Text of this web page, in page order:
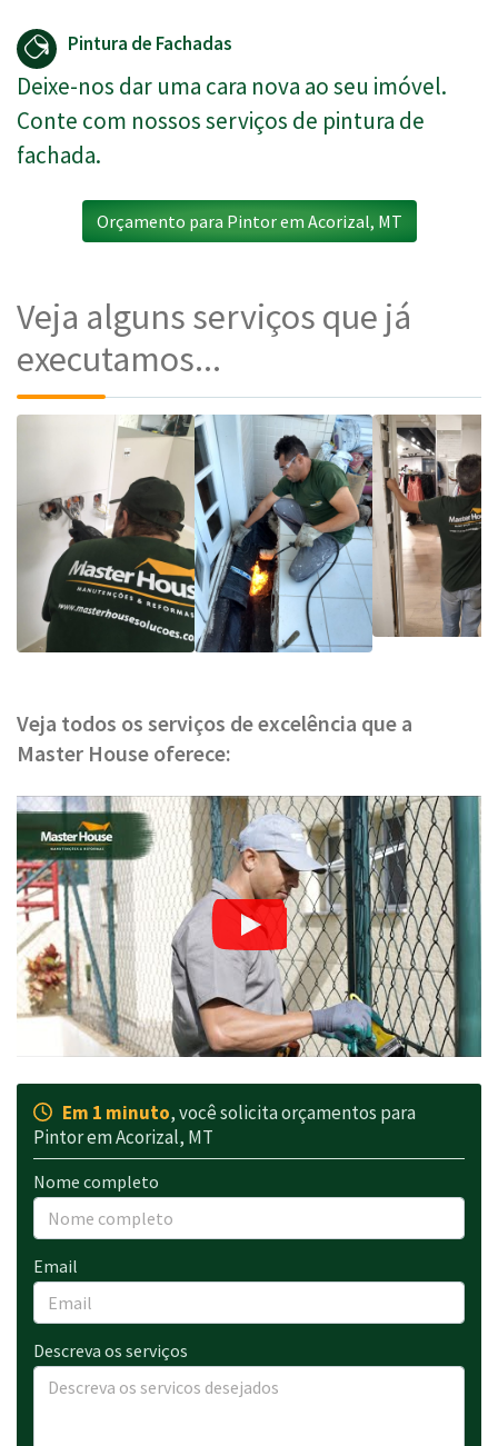
Pintura de Fachadas
Deixe-nos dar uma cara nova ao seu imóvel.
Conte com nossos serviços de pintura de
fachada.
Orçamento para Pintor em Acorizal, MT
Veja alguns serviços que já
executamos...
Veja todos os serviços de excelência que a
Master House oferece:
Em 1 minuto, você solicita orçamentos para
Pintor em Acorizal, MT
Nome completo
Email
Descreva os serviços